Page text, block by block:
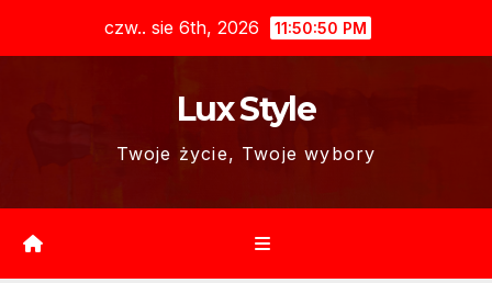
czw.. sie 6th, 2026 11:50:51 PM
Lux Style
Twoje życie, Twoje wybory